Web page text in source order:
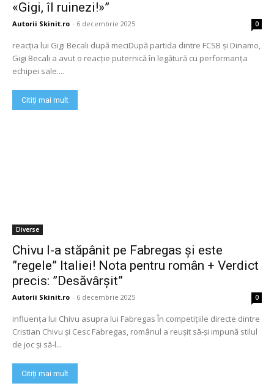
«Gigi, îl ruinezi!»”
Autorii Skinit.ro - 6 decembrie 2025 0
reacția lui Gigi Becali după meciDupă partida dintre FCSB și Dinamo,
Gigi Becali a avut o reacție puternică în legătură cu performanța
echipei sale....
Citiți mai mult
Diverse
Chivu l-a stăpânit pe Fabregas și este
”regele” Italiei! Nota pentru român + Verdict
precis: ”Desăvârșit”
Autorii Skinit.ro - 6 decembrie 2025 0
influența lui Chivu asupra lui Fabregas În competițiile directe dintre
Cristian Chivu și Cesc Fabregas, românul a reușit să-și impună stilul
de joc și să-l...
Citiți mai mult